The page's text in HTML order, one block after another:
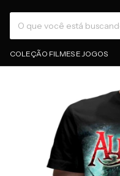
COLEÇÃO FILMES E JOGOS